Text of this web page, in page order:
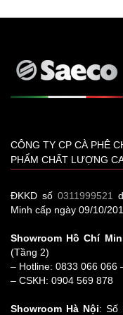
CÔNG TY CP CÀ PHÊ
PHẨM CHẤT LƯỢNG
ĐKKD số 0311999521
Minh cấp ngày 09/10/
Showroom Hồ Chí
(Tầng 2)
– Hotline: 0833 066 066
– CSKH: 0904 569 878
Showroom Hà Nội: Số